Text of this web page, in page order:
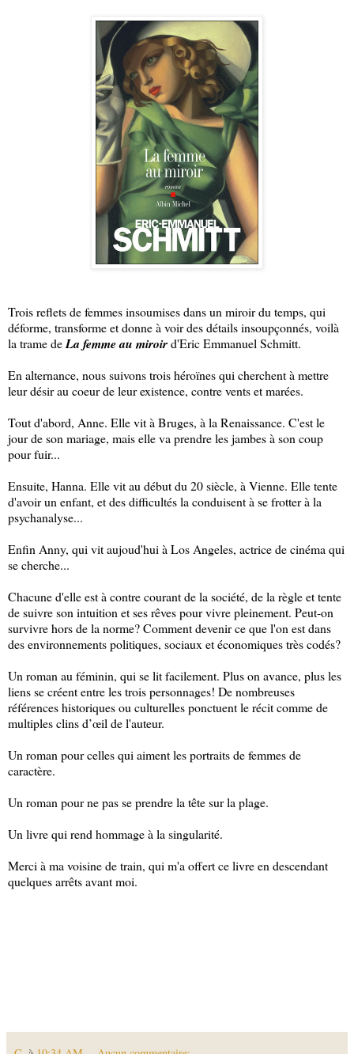
Trois reflets de femmes insoumises dans un miroir du temps, qui
déforme, transforme et donne à voir des détails insoupçonnés, voilà
la trame deLa femme au miroird'Eric Emmanuel Schmitt.
En alternance, nous suivons trois héroïnes qui cherchent à mettre
leur désir au coeur de leur existence, contre vents et marées.
Tout d'abord, Anne. Elle vit à Bruges, à la Renaissance. C'est le
jour de son mariage, mais elle va prendre les jambes à son coup
pour fuir...
Ensuite, Hanna. Elle vit au début du 20 siècle, à Vienne. Elle tente
d'avoir un enfant, et des difficultés la conduisent à se frotter à la
psychanalyse...
Enfin Anny, qui vit aujoud'hui à Los Angeles, actrice de cinéma qui
se cherche...
Chacune d'elle est à contre courant de la société, de la règle et tente
de suivre son intuition et ses rêves pour vivre pleinement. Peut-on
survivre hors de la norme? Comment devenir ce que l'on est dans
des environnements politiques, sociaux et économiques très codés?
Un roman au féminin, qui se lit facilement. Plus on avance, plus les
liens se créent entre les trois personnages! De nombreuses
références historiques ou culturelles ponctuent le récit comme de
multiples clins d’œil de l'auteur.
Un roman pour celles qui aiment les portraits de femmes de
caractère.
Un roman pour ne pas se prendre la tête sur la plage.
Un livre qui rend hommage à la singularité.
Merci à ma voisine de train, qui m'a offert ce livre en descendant
quelques arrêts avant moi.